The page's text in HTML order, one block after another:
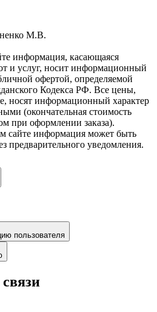
М.В.
информация, касающаяся
и услуг, носит информационный
офертой, определяемой
Кодекса РФ. Все цены,
носят информационный характер
(окончательная стоимость
при оформлении заказа).
сайте информация может быть
предварительного уведомления.
пользователя